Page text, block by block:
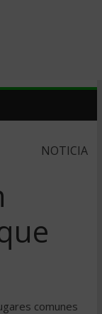
NOTICIA
comunes